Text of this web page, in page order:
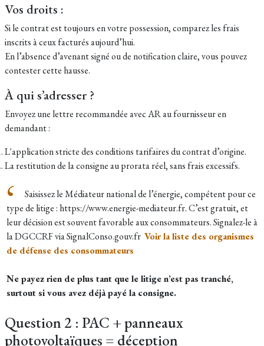
Vos droits :
Si le contrat est toujours en votre possession, comparez les frais
inscrits à ceux facturés aujourd’hui.
En l’absence d’avenant signé ou de notification claire, vous pouvez
contester cette hausse.
À qui s’adresser ?
Envoyez une lettre recommandée avec AR au fournisseur en
demandant :
L'application stricte des conditions tarifaires du contrat d’origine.
La restitution de la consigne au prorata réel, sans frais excessifs.
Saisissez le Médiateur national de l’énergie, compétent pour ce
type de litige : https://www.energie-mediateur.fr. C’est gratuit, et
leur décision est souvent favorable aux consommateurs. Signalez-le à
la DGCCRF via SignalConso.gouv.fr Voir la liste des organismes
de défense des consommateurs
Ne payez rien de plus tant que le litige n’est pas tranché,
surtout si vous avez déjà payé la consigne.
Question 2 : PAC + panneaux
photovoltaïques = déception